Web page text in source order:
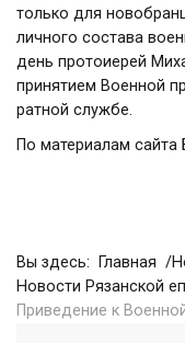
только для
личного состава
день протоиерей
принятием Военной
ратной службе.
По материалам сайта
Вы здесь: Главная
Новости Рязанской
Приведение к